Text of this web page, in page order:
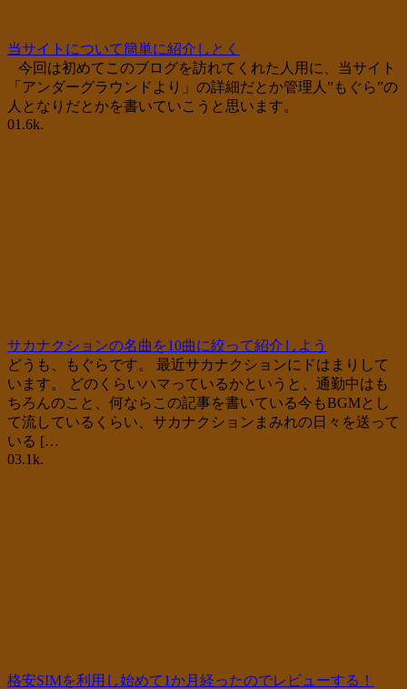
当サイトについて簡単に紹介しとく
今回は初めてこのブログを訪れてくれた人用に、当サイト
「アンダーグラウンドより」の詳細だとか管理人”もぐら”の
人となりだとかを書いていこうと思います。
01.6k.
サカナクションの名曲を10曲に絞って紹介しよう
どうも、もぐらです。 最近サカナクションにドはまりして
います。 どのくらいハマっているかというと、通勤中はも
ちろんのこと、何ならこの記事を書いている今もBGMとし
て流しているくらい、サカナクションまみれの日々を送って
いる […
03.1k.
格安SIMを利用し始めて1か月経ったのでレビューする！